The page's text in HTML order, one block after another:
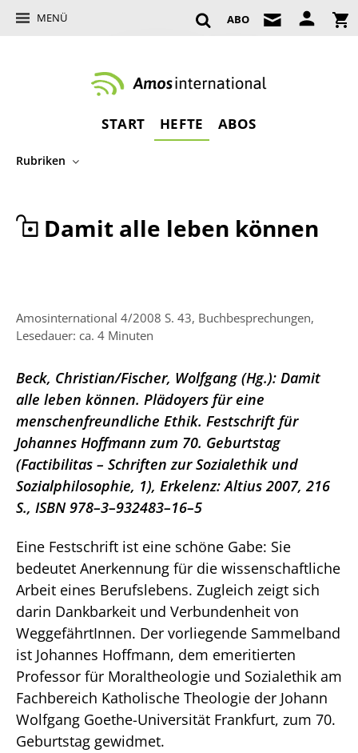
MENÜ ABO
START HEFTE ABOS
Rubriken
Damit alle leben können
Amosinternational 4/2008 S. 43, Buchbesprechungen,
Lesedauer: ca. 4 Minuten
Beck, Christian/Fischer, Wolfgang (Hg.): Damit
alle leben können. Plädoyers für eine
menschenfreundliche Ethik. Festschrift für
Johannes Hoffmann zum 70. Geburtstag
(Factibilitas – Schriften zur Sozialethik und
Sozialphilosophie, 1), Erkelenz: Altius 2007, 216
S., ISBN 978–3–932483–16–5
Eine Festschrift ist eine schöne Gabe: Sie
bedeutet Anerkennung für die wissenschaftliche
Arbeit eines Berufslebens. Zugleich zeigt sich
darin Dankbarkeit und Verbundenheit von
WeggefährtInnen. Der vorliegende Sammelband
ist Johannes Hoffmann, dem emeritierten
Professor für Moraltheologie und Sozialethik am
Fachbereich Katholische Theologie der Johann
Wolfgang Goethe-Universität Frankfurt, zum 70.
Geburtstag gewidmet.